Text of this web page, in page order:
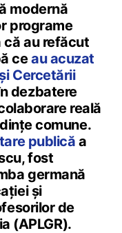
modernă
programe
că au refăcut
ceau acuzat
Cercetării
dezbatere
reală
comune.
publică a
fost
germană
și
de
(APLGR).